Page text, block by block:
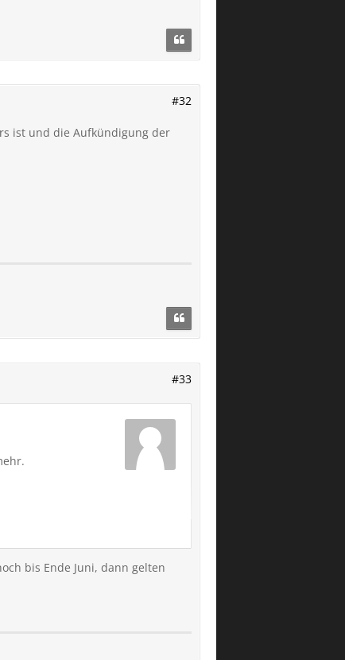
#32
ist und die Aufkündigung der
#33
bis Ende Juni, dann gelten